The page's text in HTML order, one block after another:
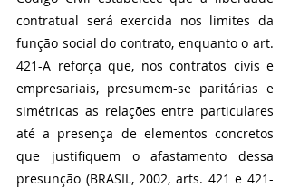
contratual será exercida nos limites da
função social do contrato, enquanto o art.
421-A reforça que, nos contratos civis e
empresariais, presumem-se paritárias e
simétricas as relações entre particulares
até a presença de elementos concretos
que justifiquem o afastamento dessa
presunção (BRASIL, 2002, arts. 421 e 421-